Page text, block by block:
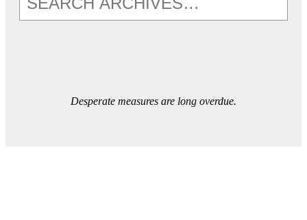
Desperate measures are long overdue.